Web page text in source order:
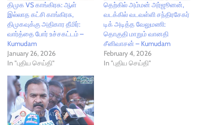
திமுக VS காங்கிரசு: ஆள்
இல்லாத கட்சி காங்கிரசு,
திமுகவுக்கு அதிகார தீமிர்:
வார்த்தை போர் உச்சகட்டம் –
Kumudam
January 26, 2026
In "புதிய செய்தி"
தெற்கில் அம்மன் அர்ஜூனன்,
வடக்கில் வடவள்ளி சந்திரசேகர்
டிக் அடித்த வேலுமணி:
தொகுதி மாறும் வானதி
சீனிவாசன் – Kumudam
February 4, 2026
In "புதிய செய்தி"